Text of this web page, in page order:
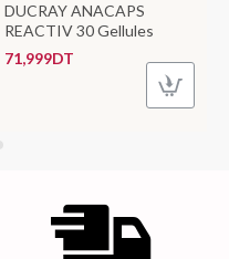
DUCRAY ANACAPS
REACTIV 30 Gellules
71,999DT